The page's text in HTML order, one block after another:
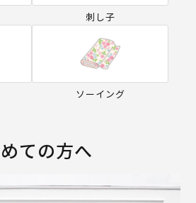
刺し子
ソーイング
ての方へ